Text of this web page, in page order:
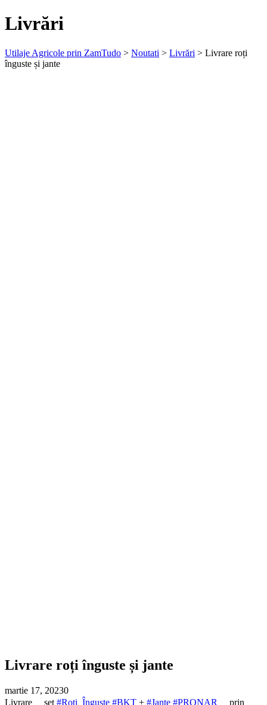
Livrări
Utilaje Agricole prin ZamTudo > Noutati > Livrări > Livrare roți
înguste și jante
Livrare roți înguste și jante
martie 17, 20230
Livrare
set #Roți_Înguste #BKT + #Jante #PRONAR prin